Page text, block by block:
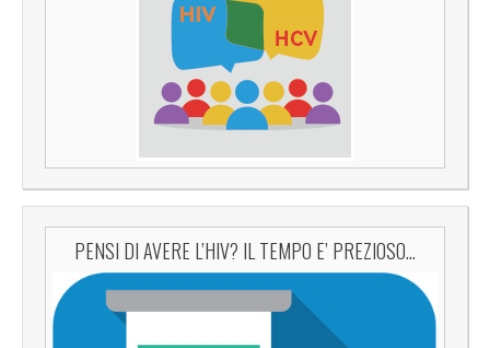
PENSI DI AVERE L’HIV? IL TEMPO E’ PREZIOSO…